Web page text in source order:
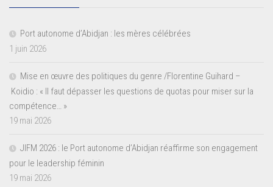
Port autonome d’Abidjan : les mères célébrées
1 juin 2026
Mise en œuvre des politiques du genre /Florentine Guihard –
Koidio : « Il faut dépasser les questions de quotas pour miser sur la
compétence… »
19 mai 2026
JIFM 2026 : le Port autonome d’Abidjan réaffirme son engagement
pour le leadership féminin
19 mai 2026